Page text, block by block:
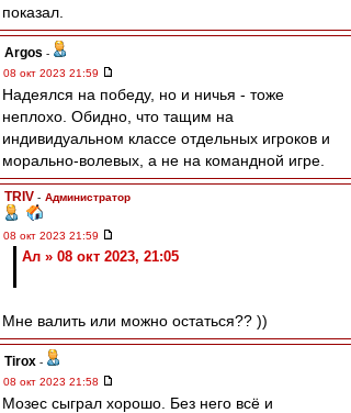
показал.
Argos -
08 окт 2023 21:59
Надеялся на победу, но и ничья - тоже
неплохо. Обидно, что тащим на
индивидуальном классе отдельных игроков и
морально-волевых, а не на командной игре.
TRIV - Администратор
08 окт 2023 21:59
Ал » 08 окт 2023, 21:05
Мне валить или можно остаться?? ))
Tirox -
08 окт 2023 21:58
Мозес сыграл хорошо. Без него всё и